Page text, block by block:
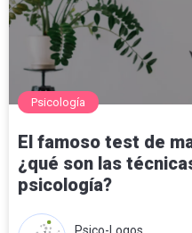
Psicología
El famoso test de
¿qué son las
psicología?
Psico-Logos